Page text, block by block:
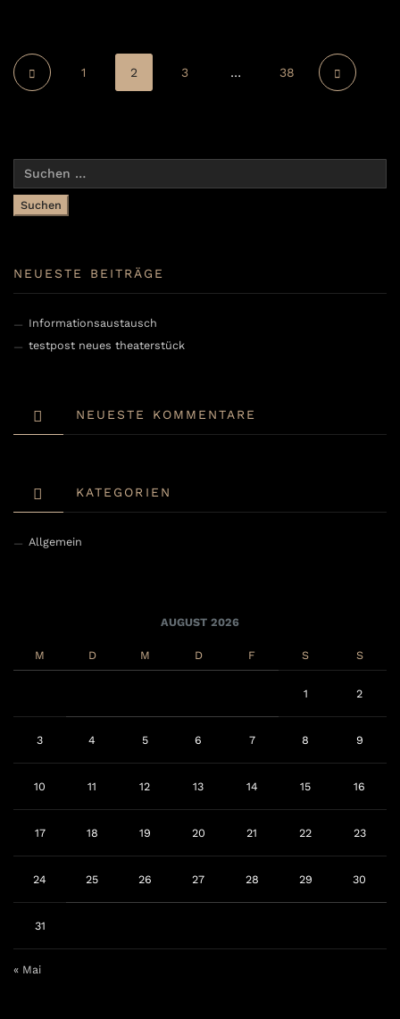
1 2 3 … 38
nach:
NEUESTE BEITRÄGE
Informationsaustausch
testpost neues theaterstück
NEUESTE KOMMENTARE
KATEGORIEN
Allgemein
AUGUST 2026
M D M D F S S
1 2
3 4 5 6 7 8 9
10 11 12 13 14 15 16
17 18 19 20 21 22 23
24 25 26 27 28 29 30
31
« Mai